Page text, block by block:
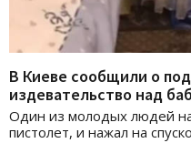
В Киеве сообщили о
издевательство над
Один из молодых людей
пистолет, и нажал на